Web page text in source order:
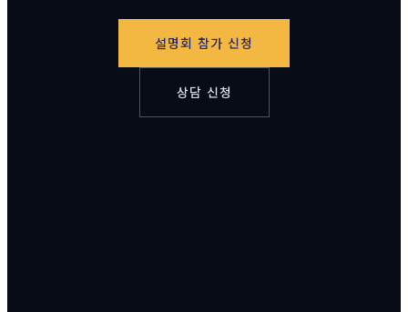
설명회 참가 신청
상담 신청